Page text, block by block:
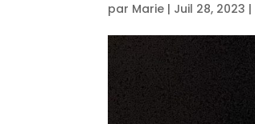
par Marie | Juil 28, 2023 |